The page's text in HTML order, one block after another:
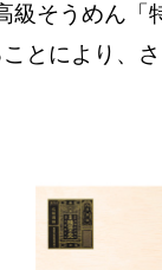
級そうめん
とにより、